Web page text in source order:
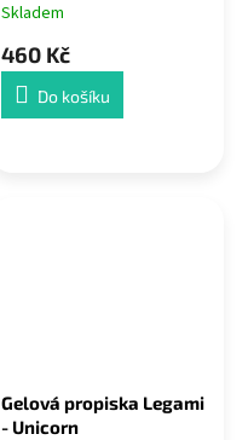
Skladem
460 Kč
Do košíku
Gelová propiska Legami
- Unicorn